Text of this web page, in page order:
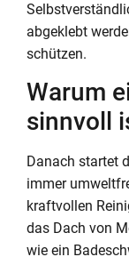
abgeklebt
schützen.
Warum
sinnvoll
Danach startet
immer
kraftvollen
das Dach von
wie ein